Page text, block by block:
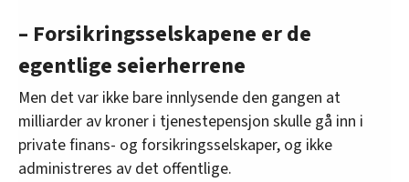
– Forsikringsselskapene er de
egentlige seierherrene
Men det var ikke bare innlysende den gangen at
milliarder av kroner i tjenestepensjon skulle gå inn i
private finans- og forsikringsselskaper, og ikke
administreres av det offentlige.